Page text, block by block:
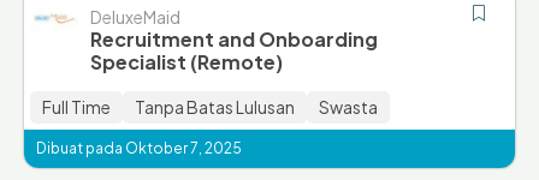
DeluxeMaid
Recruitment and Onboarding
Specialist (Remote)
Full Time Tanpa Batas Lulusan Swasta
Dibuat pada Oktober 7, 2025